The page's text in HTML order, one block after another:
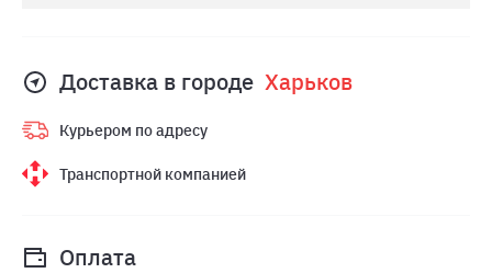
Доставка в городе Харьков
Курьером по адресу
Транспортной компанией
Оплата